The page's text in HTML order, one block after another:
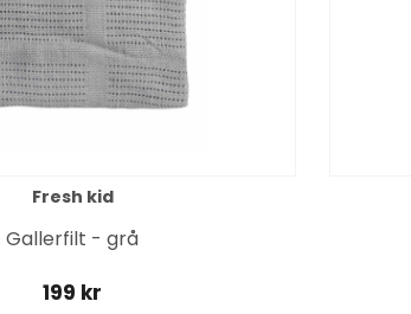
Fresh kid
Gallerfilt - grå
199 kr